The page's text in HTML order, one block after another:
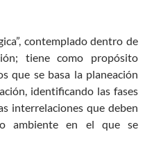
contemplado dentro de
tiene como propósito
que se basa la planeación
identificando las fases
interrelaciones que deben
ambiente en el que se